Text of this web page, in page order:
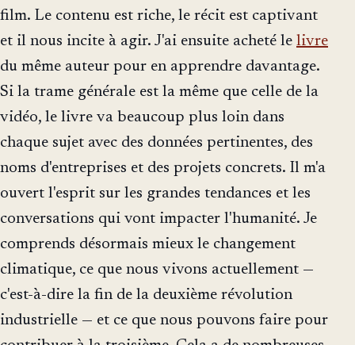
film. Le contenu est riche, le récit est captivant
et il nous incite à agir. J'ai ensuite acheté le livre
du même auteur pour en apprendre davantage.
Si la trame générale est la même que celle de la
vidéo, le livre va beaucoup plus loin dans
chaque sujet avec des données pertinentes, des
noms d'entreprises et des projets concrets. Il m'a
ouvert l'esprit sur les grandes tendances et les
conversations qui vont impacter l'humanité. Je
comprends désormais mieux le changement
climatique, ce que nous vivons actuellement —
c'est-à-dire la fin de la deuxième révolution
industrielle — et ce que nous pouvons faire pour